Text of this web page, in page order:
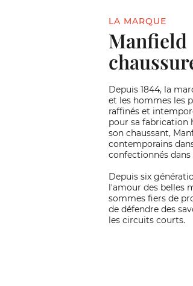
LA MARQUE
Manfield
Depuis 1844, la
et les hommes les
raffinés et
pour sa fabrication
son chaussant,
contemporains
confectionnés
Depuis six
l'amour des belles
sommes fiers de
de défendre des
les circuits courts.